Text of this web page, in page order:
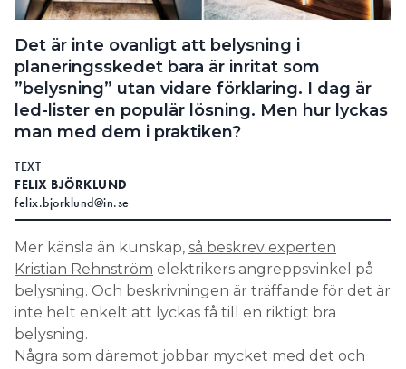
SEARCH
Det är inte ovanligt att belysning i
planeringsskedet bara är inritat som
”belysning” utan vidare förklaring. I dag är
led-lister en populär lösning. Men hur lyckas
man med dem i praktiken?
TEXT
FELIX BJÖRKLUND
felix.bjorklund@in.se
Mer känsla än kunskap, så beskrev experten
Kristian Rehnström elektrikers angreppsvinkel på
belysning. Och beskrivningen är träffande för det är
inte helt enkelt att lyckas få till en riktigt bra
belysning.
Några som däremot jobbar mycket med det och